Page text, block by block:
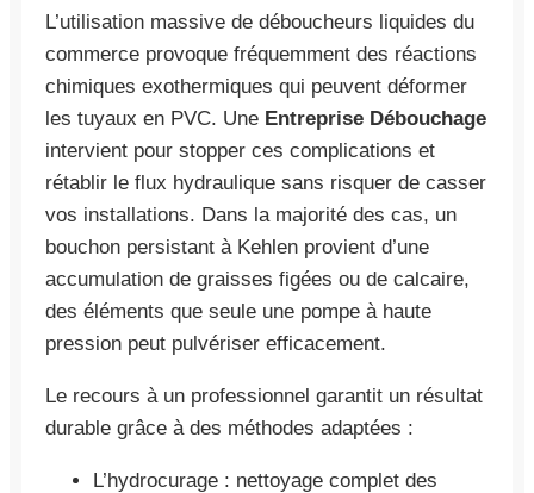
L’utilisation massive de déboucheurs liquides du
commerce provoque fréquemment des réactions
chimiques exothermiques qui peuvent déformer
les tuyaux en PVC. Une Entreprise Débouchage
intervient pour stopper ces complications et
rétablir le flux hydraulique sans risquer de casser
vos installations. Dans la majorité des cas, un
bouchon persistant à Kehlen provient d’une
accumulation de graisses figées ou de calcaire,
des éléments que seule une pompe à haute
pression peut pulvériser efficacement.
Le recours à un professionnel garantit un résultat
durable grâce à des méthodes adaptées :
L’hydrocurage : nettoyage complet des